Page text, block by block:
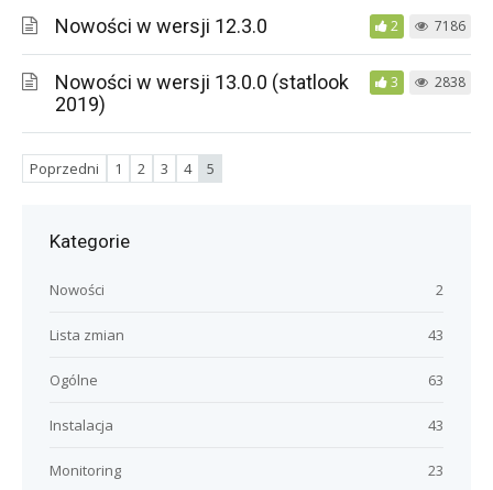
Nowości w wersji 12.3.0 2 7186
Nowości w wersji 13.0.0 (statlook
2019)
3 2838
Poprzedni 1 2 3 4 5
Kategorie
2
Nowości
43
Lista zmian
63
Ogólne
43
Instalacja
23
Monitoring